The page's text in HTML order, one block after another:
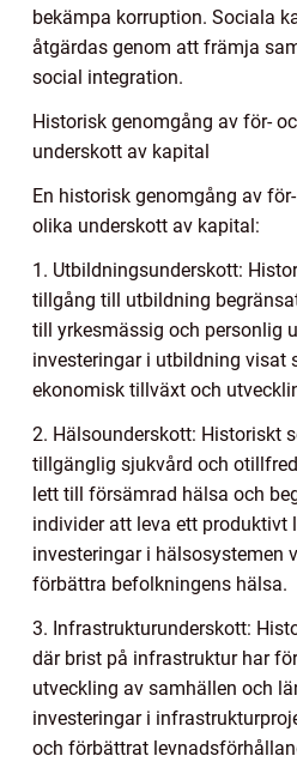
bekämpa korruption. Sociala
åtgärdas genom att främja
social integration.
Historisk genomgång av för-
underskott av kapital
En historisk genomgång av
olika underskott av kapital:
1. Utbildningsunderskott:
tillgång till utbildning
till yrkesmässig och personlig
investeringar i utbildning visat
ekonomisk tillväxt och
2. Hälsounderskott: Historiskt
tillgänglig sjukvård och
lett till försämrad hälsa och
individer att leva ett produktivt
investeringar i hälsosystemen
förbättra befolkningens hälsa.
3. Infrastrukturunderskott:
där brist på infrastruktur har
utveckling av samhällen och
investeringar i
och förbättrat